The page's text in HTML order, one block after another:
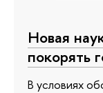
Новая
покорять
В условиях